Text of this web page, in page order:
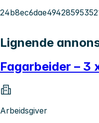
Lignende
Fagarbeider – 3
Arbeidsgiver